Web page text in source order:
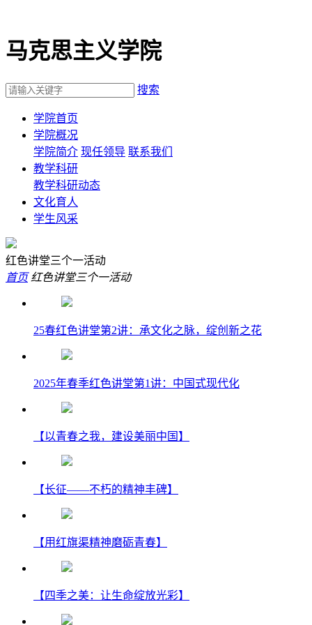
马克思主义学院
搜索
学院首页
学院概况
学院简介 现任领导 联系我们
教学科研
教学科研动态
文化育人
学生风采
红色讲堂三个一活动
首页 红色讲堂三个一活动
25春红色讲堂第2讲：承文化之脉，绽创新之花
2025年春季红色讲堂第1讲：中国式现代化
【以青春之我，建设美丽中国】
【长征——不朽的精神丰碑】
【用红旗渠精神磨砺青春】
【四季之美：让生命绽放光彩】